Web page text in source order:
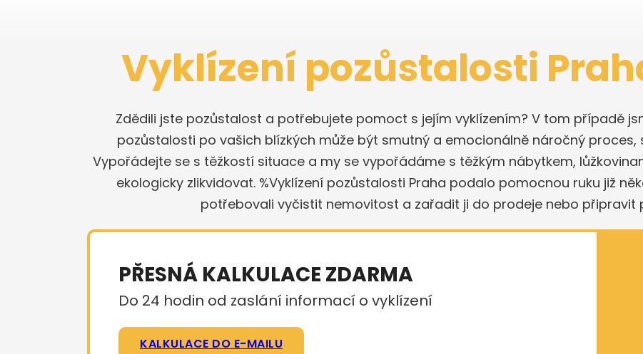
Vyklízení pozůstalosti
Zdědili jste pozůstalost a potřebujete pomoct s jejím vyklízením? V tom případě
pozůstalosti po vašich blízkých může být smutný a emocionálně náročný
Vypořádejte se s těžkostí situace a my se vypořádáme s těžkým nábytkem,
ekologicky zlikvidovat. %Vyklízení pozůstalosti Praha podalo pomocnou ruku již
potřebovali vyčistit nemovitost a zařadit ji do prodeje nebo připravit
PŘESNÁ KALKULACE ZDARMA
Do 24 hodin od zaslání informací o vyklízení
KALKULACE DO E-MAILU